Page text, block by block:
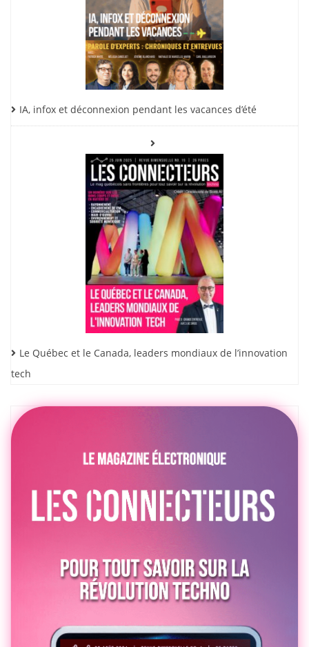
IA, infox et déconnexion pendant les vacances d’été
Le Québec et le Canada, leaders mondiaux de l’innovation
tech